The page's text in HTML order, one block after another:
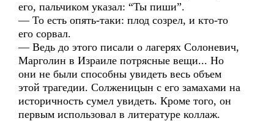
его, пальчиком указал: “Ты пиши”.
— То есть опять-таки: плод созрел, и кто-то
его сорвал.
— Ведь до этого писали о лагерях Солоневич,
Марголин в Израиле потрясные вещи... Но
они не были способны увидеть весь объем
этой трагедии. Солженицын с его замахами на
историчность сумел увидеть. Кроме того, он
первым использовал в литературе коллаж.